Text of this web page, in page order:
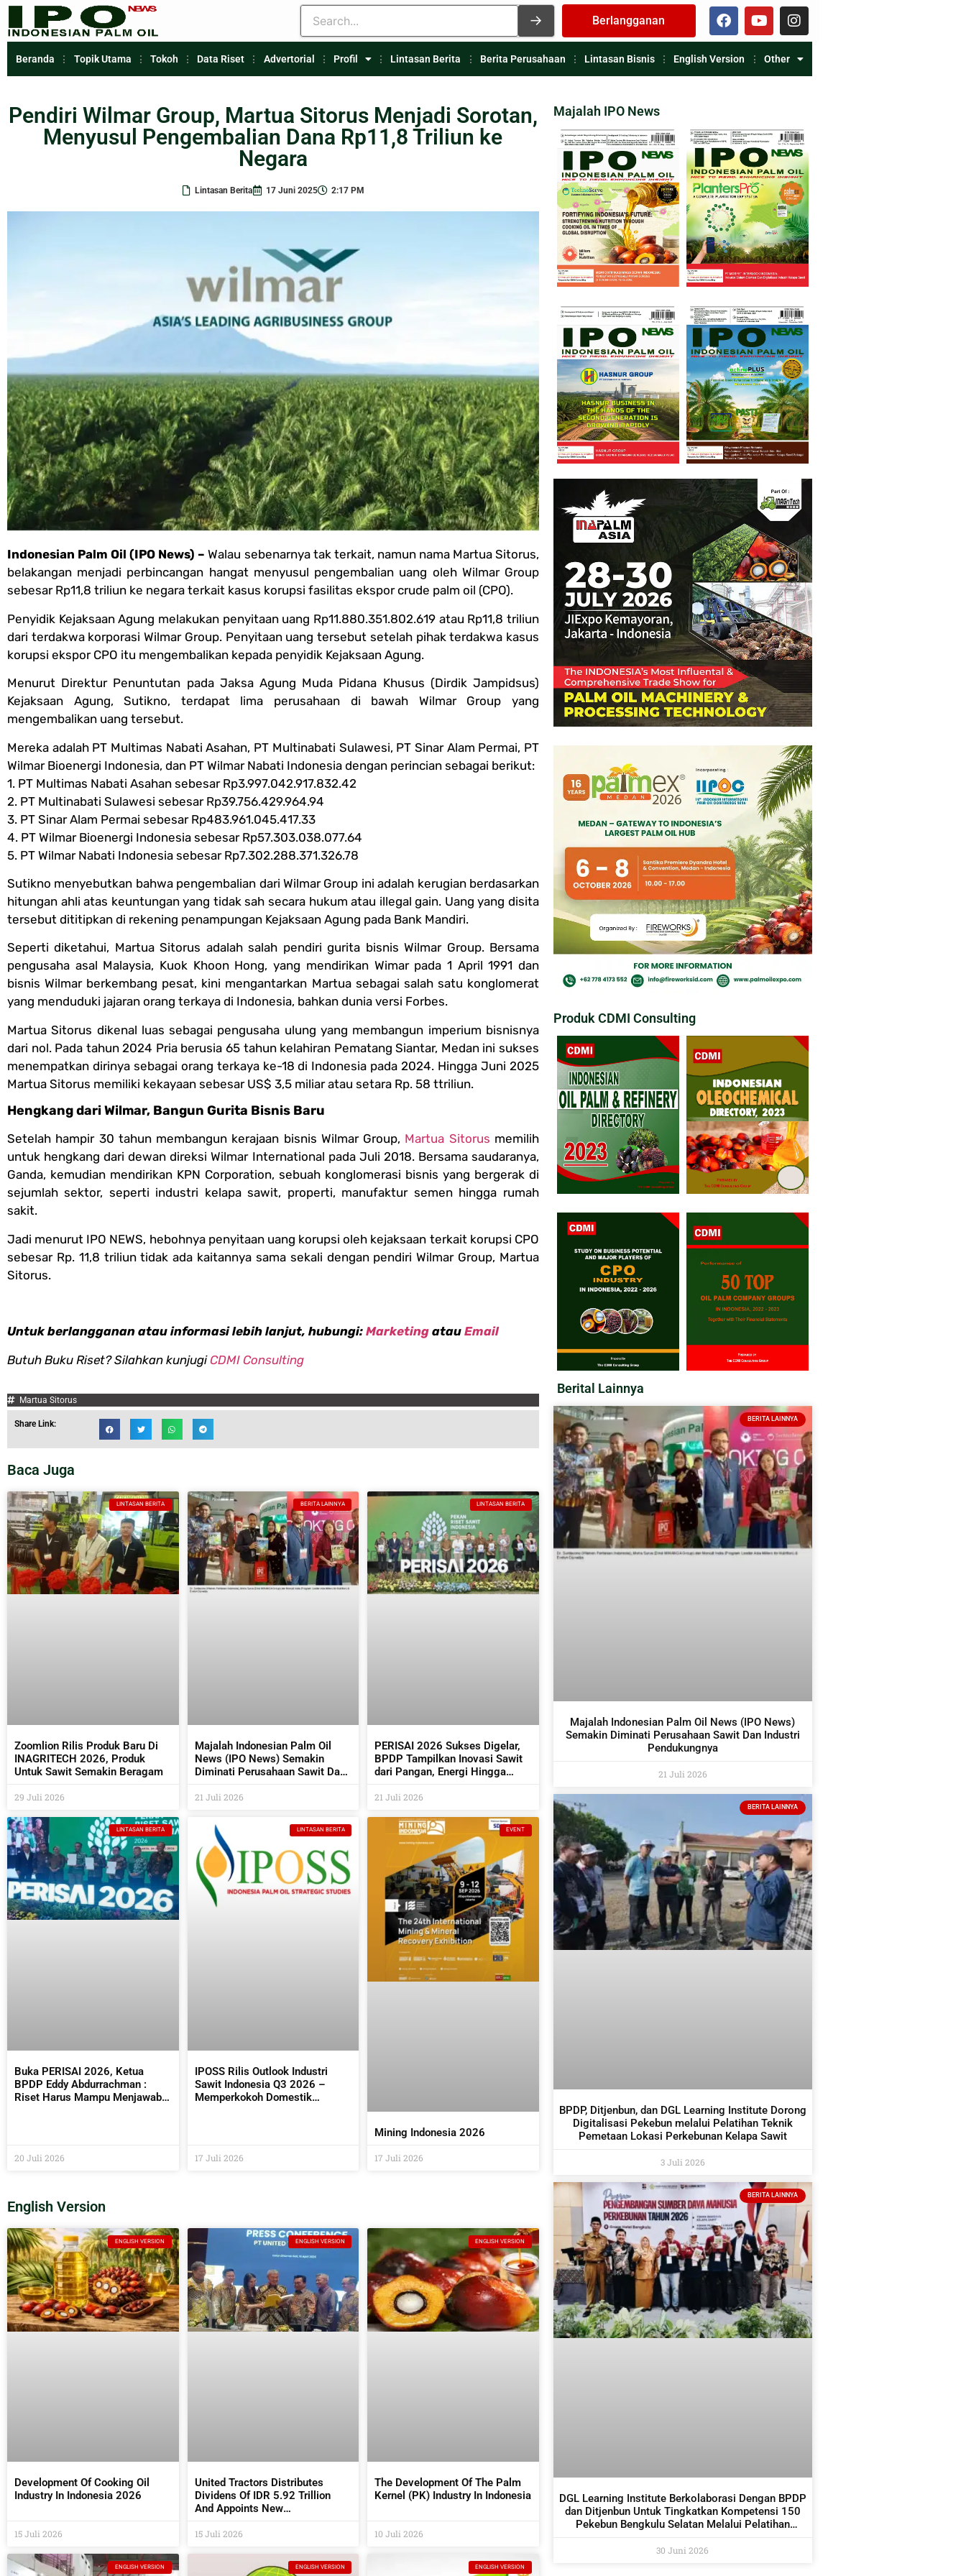
Berlangganan
Beranda Topik Utama Tokoh Data Riset Advertorial Profil Lintasan Berita Berita Perusahaan Lintasan Bisnis English Version Other
Pendiri Wilmar Group, Martua Sitorus Menjadi Sorotan,
Menyusul Pengembalian Dana Rp11,8 Triliun ke
Negara
Lintasan Berita 17 Juni 2025 2:17 PM
Indonesian Palm Oil (IPO News) –Walau sebenarnya tak terkait, namun nama Martua Sitorus,
belakangan menjadi perbincangan hangat menyusul pengembalian uang oleh Wilmar Group
sebesar Rp11,8 triliun ke negara terkait kasus korupsi fasilitas ekspor crude palm oil (CPO).
Penyidik Kejaksaan Agung melakukan penyitaan uang Rp11.880.351.802.619 atau Rp11,8 triliun
dari terdakwa korporasi Wilmar Group. Penyitaan uang tersebut setelah pihak terdakwa kasus
korupsi ekspor CPO itu mengembalikan kepada penyidik Kejaksaan Agung.
Menurut Direktur Penuntutan pada Jaksa Agung Muda Pidana Khusus (Dirdik Jampidsus)
Kejaksaan Agung, Sutikno, terdapat lima perusahaan di bawah Wilmar Group yang
mengembalikan uang tersebut.
Mereka adalah PT Multimas Nabati Asahan, PT Multinabati Sulawesi, PT Sinar Alam Permai, PT
Wilmar Bioenergi Indonesia, dan PT Wilmar Nabati Indonesia dengan perincian sebagai berikut:
1. PT Multimas Nabati Asahan sebesar Rp3.997.042.917.832.42
2. PT Multinabati Sulawesi sebesar Rp39.756.429.964.94
3. PT Sinar Alam Permai sebesar Rp483.961.045.417.33
4. PT Wilmar Bioenergi Indonesia sebesar Rp57.303.038.077.64
5. PT Wilmar Nabati Indonesia sebesar Rp7.302.288.371.326.78
Sutikno menyebutkan bahwa pengembalian dari Wilmar Group ini adalah kerugian berdasarkan
hitungan ahli atas keuntungan yang tidak sah secara hukum atau illegal gain. Uang yang disita
tersebut dititipkan di rekening penampungan Kejaksaan Agung pada Bank Mandiri.
Seperti diketahui, Martua Sitorus adalah salah pendiri gurita bisnis Wilmar Group. Bersama
pengusaha asal Malaysia, Kuok Khoon Hong, yang mendirikan Wimar pada 1 April 1991 dan
bisnis Wilmar berkembang pesat, kini mengantarkan Martua sebagai salah satu konglomerat
yang menduduki jajaran orang terkaya di Indonesia, bahkan dunia versi Forbes.
Martua Sitorus dikenal luas sebagai pengusaha ulung yang membangun imperium bisnisnya
dari nol. Pada tahun 2024 Pria berusia 65 tahun kelahiran Pematang Siantar, Medan ini sukses
menempatkan dirinya sebagai orang terkaya ke-18 di Indonesia pada 2024. Hingga Juni 2025
Martua Sitorus memiliki kekayaan sebesar US$ 3,5 miliar atau setara Rp. 58 ttriliun.
Hengkang dari Wilmar, Bangun Gurita Bisnis Baru
Setelah hampir 30 tahun membangun kerajaan bisnis Wilmar Group, Martua Sitorus memilih
untuk hengkang dari dewan direksi Wilmar International pada Juli 2018. Bersama saudaranya,
Ganda, kemudian mendirikan KPN Corporation, sebuah konglomerasi bisnis yang bergerak di
sejumlah sektor, seperti industri kelapa sawit, properti, manufaktur semen hingga rumah
sakit.
Jadi menurut IPO NEWS, hebohnya penyitaan uang korupsi oleh kejaksaan terkait korupsi CPO
sebesar Rp. 11,8 triliun tidak ada kaitannya sama sekali dengan pendiri Wilmar Group, Martua
Sitorus.
Untuk berlangganan atau informasi lebih lanjut, hubungi: Marketing atau Email
Butuh Buku Riset? Silahkan kunjugiCDMI Consulting
Martua Sitorus
Share Link:
Baca Juga
LINTASAN BERITA
Zoomlion Rilis Produk Baru Di
INAGRITECH 2026, Produk
Untuk Sawit Semakin Beragam
29 Juli 2026
BERITA LAINNYA
Majalah Indonesian Palm Oil
News (IPO News) Semakin
Diminati Perusahaan Sawit Dan
21 Juli 2026
LINTASAN BERITA
PERISAI 2026 Sukses Digelar,
BPDP Tampilkan Inovasi Sawit
dari Pangan, Energi Hingga
21 Juli 2026
LINTASAN BERITA
Buka PERISAI 2026, Ketua
BPDP Eddy Abdurrachman :
Riset Harus Mampu Menjawab
20 Juli 2026
LINTASAN BERITA
IPOSS Rilis Outlook Industri
Sawit Indonesia Q3 2026 –
Memperkokoh Domestik
17 Juli 2026
EVENT
Mining Indonesia 2026
17 Juli 2026
English Version
ENGLISH VERSION
Development Of Cooking Oil
Industry In Indonesia 2026
15 Juli 2026
ENGLISH VERSION
United Tractors Distributes
Dividens Of IDR 5.92 Trillion
And Appoints New
At The 2026 AGM
15 Juli 2026
ENGLISH VERSION
The Development Of The Palm
Kernel (PK) Industry In Indonesia
10 Juli 2026
ENGLISH VERSION ENGLISH VERSION ENGLISH VERSION
Majalah IPO News
Produk CDMI Consulting
Berital Lainnya
BERITA LAINNYA
Majalah Indonesian Palm Oil News (IPO News)
Semakin Diminati Perusahaan Sawit Dan Industri
Pendukungnya
21 Juli 2026
BERITA LAINNYA
BPDP, Ditjenbun, dan DGL Learning Institute Dorong
Digitalisasi Pekebun melalui Pelatihan Teknik
Pemetaan Lokasi Perkebunan Kelapa Sawit
3 Juli 2026
BERITA LAINNYA
DGL Learning Institute Berkolaborasi Dengan BPDP
dan Ditjenbun Untuk Tingkatkan Kompetensi 150
Pekebun Bengkulu Selatan Melalui Pelatihan
30 Juni 2026